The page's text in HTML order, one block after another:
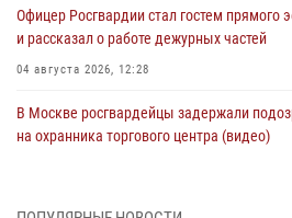
Офицер Росгвардии стал гостем
и рассказал о работе дежурных частей
04 августа 2026, 12:28
В Москве росгвардейцы задержали
на охранника торгового центра (видео)
В Главном управлении Росгвардии по